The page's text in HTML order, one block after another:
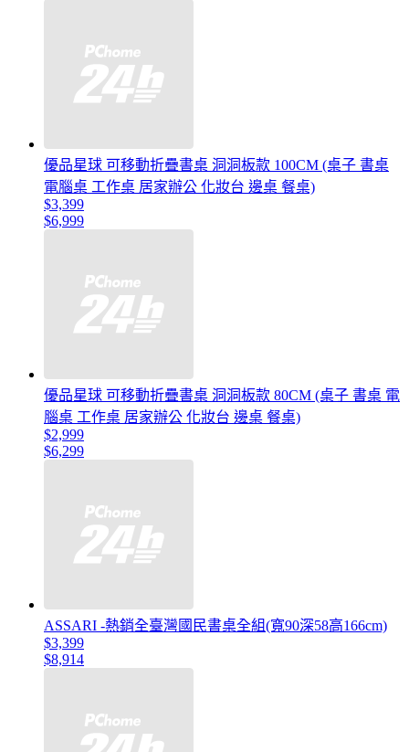
優品星球 可移動折疊書桌 洞洞板款 100CM (桌子 書桌
電腦桌 工作桌 居家辦公 化妝台 邊桌 餐桌)
$3,399
$6,999
優品星球 可移動折疊書桌 洞洞板款 80CM (桌子 書桌 電
腦桌 工作桌 居家辦公 化妝台 邊桌 餐桌)
$2,999
$6,299
ASSARI -熱銷全臺灣國民書桌全組(寬90深58高166cm)
$3,399
$8,914